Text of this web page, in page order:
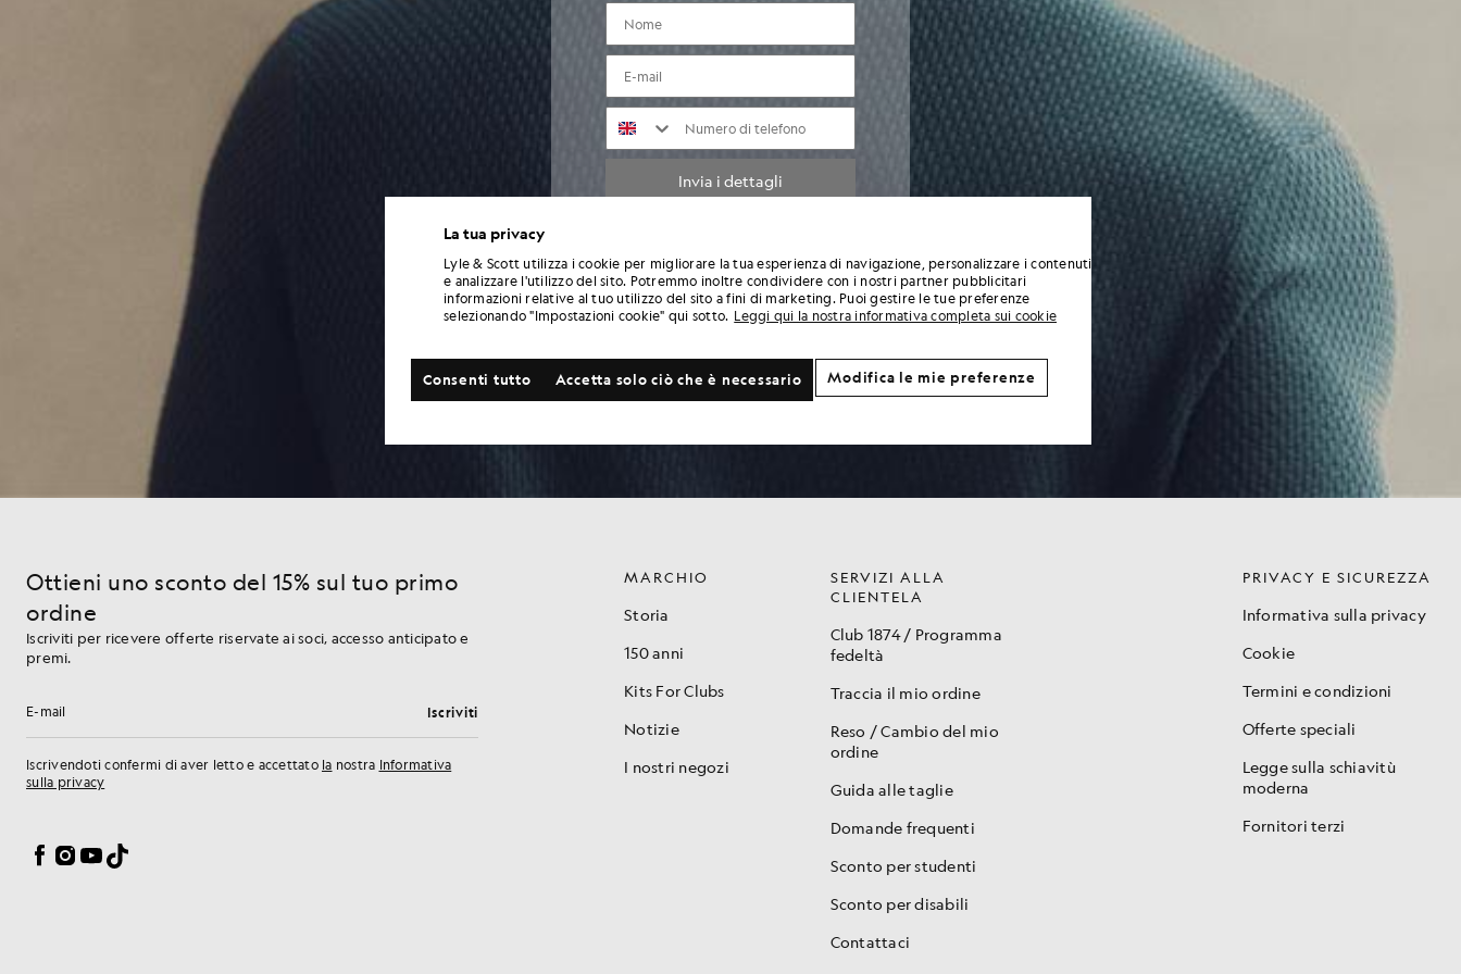
NOME
e-mail
NUMERO DI TELEFONO
Invia i dettagli
marketing da parte di Lyle & Scott, inclusi aggiornamenti sulle nuove collezioni,
offerte esclusive, promozioni e novità sul marchio. Puoi annullare l'iscrizione in
qualsiasi momento cliccando sul link presente nelle e-mail o contattando il nostro
servizio clienti. Per ulteriori informazioni su come trattiamo e proteggiamo i tuoi dati,
Ottieni uno sconto del 15% sul tuo primo
ordine
Iscriviti per ricevere offerte riservate ai soci, accesso anticipato e
premi.
Indirizzo e-mail Iscriviti
Iscrivendoti confermi di aver letto e accettato la nostra Informativa
sulla privacy
Facebook
Instagram
YouTube
TikTok
MARCHIO
Storia
150 anni
Kits For Clubs
Notizie
I nostri negozi
SERVIZI ALLA
CLIENTELA
Club 1874 / Programma
fedeltà
Traccia il mio ordine
Reso / Cambio del mio
ordine
Guida alle taglie
Domande frequenti
Sconto per studenti
Sconto per disabili
Contattaci
PRIVACY E SICUREZZA
Informativa sulla privacy
Cookie
Termini e condizioni
Offerte speciali
Legge sulla schiavitù
moderna
Fornitori terzi
La tua privacy
Lyle & Scott utilizza i cookie per migliorare la tua esperienza di navigazione, personalizzare i contenuti
e analizzare l'utilizzo del sito. Potremmo inoltre condividere con i nostri partner pubblicitari
informazioni relative al tuo utilizzo del sito a fini di marketing. Puoi gestire le tue preferenze
selezionando "Impostazioni cookie" qui sotto. Leggi qui la nostra informativa completa sui cookie
Accetta solo ciò che è necessario
Consenti tutto Modifica le mie preferenze